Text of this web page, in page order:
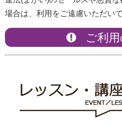
場合は、利用をご遠慮いただい
ご利